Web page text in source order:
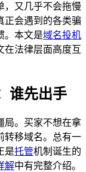
，又几乎不会拖慢
正会遇到的各类骗
。本文是域名投机
在法律层面高度互
谁先出手
局。买家不想在拿
转移域名。总有一
是托管机制诞生的
解中有完整介绍。